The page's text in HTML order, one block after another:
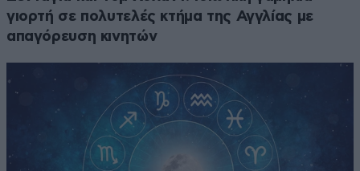
γιορτή σε πολυτελές κτήμα της Αγγλίας με
απαγόρευση κινητών